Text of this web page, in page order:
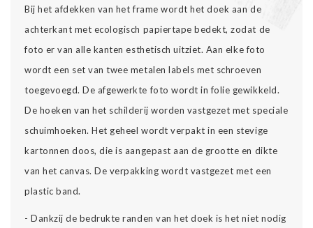
Bij het afdekken van het frame wordt het doek aan de
achterkant met ecologisch papiertape bedekt, zodat de
foto er van alle kanten esthetisch uitziet. Aan elke foto
wordt een set van twee metalen labels met schroeven
toegevoegd. De afgewerkte foto wordt in folie gewikkeld.
De hoeken van het schilderij worden vastgezet met speciale
schuimhoeken. Het geheel wordt verpakt in een stevige
kartonnen doos, die is aangepast aan de grootte en dikte
van het canvas. De verpakking wordt vastgezet met een
plastic band.
- Dankzij de bedrukte randen van het doek is het niet nodig